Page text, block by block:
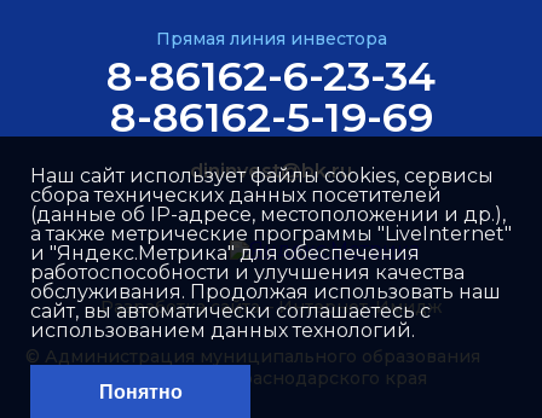
Прямая линия инвестора
8-86162-6-23-34
8-86162-5-19-69
dininvest@bk.ru
© Администрация муниципального образования
Динской район Краснодарского края
Разработка сайта –Интернет-Имидж
Наш сайт использует файлы cookies, сервисы
сбора технических данных посетителей
(данные об IP-адресе, местоположении и др.),
а также метрические программы "LiveInternet"
и "Яндекс.Метрика" для обеспечения
работоспособности и улучшения качества
обслуживания. Продолжая использовать наш
сайт, вы автоматически соглашаетесь с
использованием данных технологий.
Понятно